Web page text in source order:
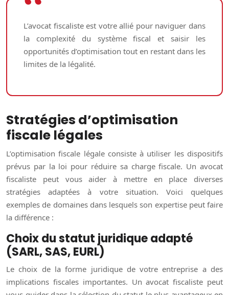
L’avocat fiscaliste est votre allié pour naviguer dans
la complexité du système fiscal et saisir les
opportunités d’optimisation tout en restant dans les
limites de la légalité.
Stratégies d’optimisation
fiscale légales
L’optimisation fiscale légale consiste à utiliser les dispositifs
prévus par la loi pour réduire sa charge fiscale. Un avocat
fiscaliste peut vous aider à mettre en place diverses
stratégies adaptées à votre situation. Voici quelques
exemples de domaines dans lesquels son expertise peut faire
la différence :
Choix du statut juridique adapté
(SARL, SAS, EURL)
Le choix de la forme juridique de votre entreprise a des
implications fiscales importantes. Un avocat fiscaliste peut